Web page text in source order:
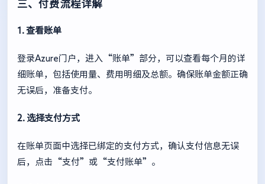
三、付费流程详解
1. 查看账单
登录Azure门户，进入“账单”部分，可以查看每个月的详
细账单，包括使用量、费用明细及总额。确保账单金额正确
无误后，准备支付。
2. 选择支付方式
在账单页面中选择已绑定的支付方式，确认支付信息无误
后，点击“支付”或“支付账单”。